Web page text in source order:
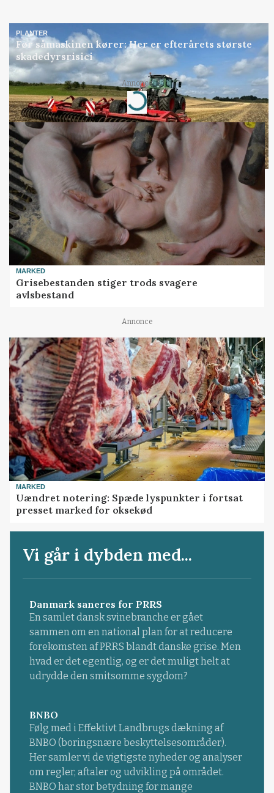
PLANTER
Før såmaskinen kører: Her er efterårets største
skadedyrsrisici
Annonce
Loading...
MARKED
Grisebestanden stiger trods svagere
avlsbestand
Annonce
MARKED
Uændret notering: Spæde lyspunkter i fortsat
presset marked for oksekød
Vi går i dybden med...
Danmark saneres for PRRS
En samlet dansk svinebranche er gået
sammen om en national plan for at reducere
forekomsten af PRRS blandt danske grise. Men
hvad er det egentlig, og er det muligt helt at
udrydde den smitsomme sygdom?
BNBO
Følg med i Effektivt Landbrugs dækning af
BNBO (boringsnære beskyttelsesområder).
Her samler vi de vigtigste nyheder og analyser
om regler, aftaler og udvikling på området.
BNBO har stor betydning for mange